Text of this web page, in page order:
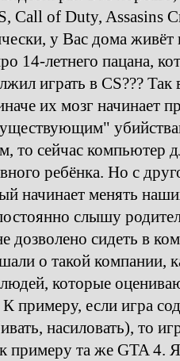
Call of Duty, Assasins
у Вас дома
14-летнего пацана,
играть в CS??? Так
их мозг начинает
то сейчас компьютер
ребёнка. Но с
начинает менять
слышу
дозволено сидеть в
о такой компании,
которые
примеру, если игра
насиловать), то
примеру та же GTA 4.